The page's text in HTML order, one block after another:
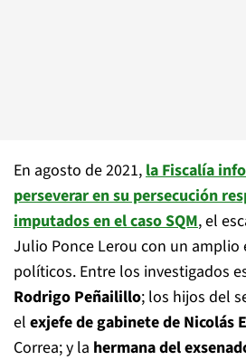
En agosto de 2021,la Fiscalía
perseverar en su persecución
imputados en el caso SQM, el
Julio Ponce Lerou con un amplio
políticos. Entre los investigados
Rodrigo Peñailillo; los hijos del
el exjefe de gabinete de Nicolás
Correa; y la hermana del